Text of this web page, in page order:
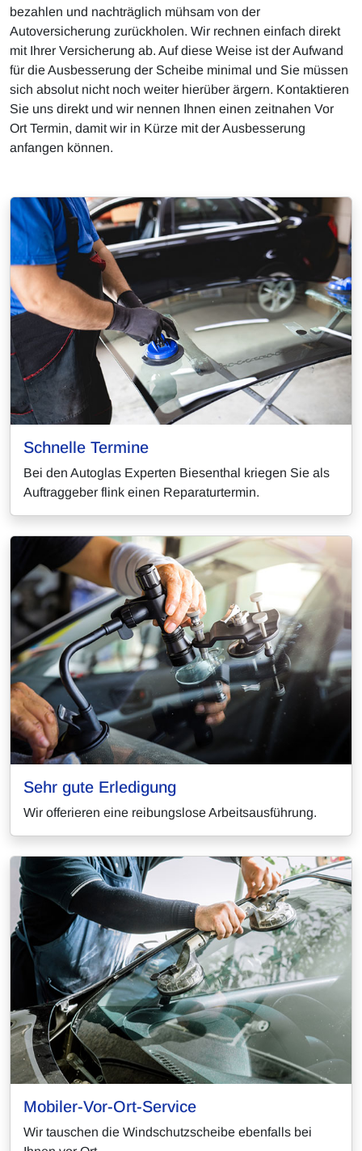
bezahlen und nachträglich mühsam von der
Autoversicherung zurückholen. Wir rechnen einfach direkt
mit Ihrer Versicherung ab. Auf diese Weise ist der Aufwand
für die Ausbesserung der Scheibe minimal und Sie müssen
sich absolut nicht noch weiter hierüber ärgern. Kontaktieren
Sie uns direkt und wir nennen Ihnen einen zeitnahen Vor
Ort Termin, damit wir in Kürze mit der Ausbesserung
anfangen können.
Schnelle Termine
Bei den Autoglas Experten Biesenthal kriegen Sie als
Auftraggeber flink einen Reparaturtermin.
Sehr gute Erledigung
Wir offerieren eine reibungslose Arbeitsausführung.
Mobiler-Vor-Ort-Service
Wir tauschen die Windschutzscheibe ebenfalls bei